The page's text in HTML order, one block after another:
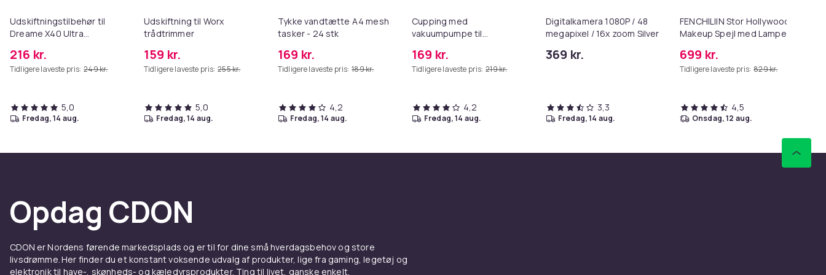
Udskiftningstilbehør til
Dreame X40 Ultra
216 kr.
Tidligere laveste pris: 249 kr.
5,0
fredag, 14 aug.
Udskiftning til Worx
trådtrimmer
159 kr.
Tidligere laveste pris: 255 kr.
5,0
fredag, 14 aug.
Tykke vandtætte A4 mesh
tasker - 24 stk
169 kr.
Tidligere laveste pris: 189 kr.
4,2
fredag, 14 aug.
Cupping med
vakuumpumpe til
stk
169 kr.
Tidligere laveste pris: 219 kr.
4,2
fredag, 14 aug.
Digitalkamera 1080P / 48
megapixel / 16x zoom Silver
369 kr.
3,3
fredag, 14 aug.
FENCHILIIN Stor Hollywood
Makeup Spejl med Lamper
Vægbeslag Hvid 80 x 58 cm
699 kr.
Tidligere laveste pris: 829 kr.
4,5
onsdag, 12 aug.
Opdag CDON
CDON er Nordens førende markedsplads og er til for dine små hverdagsbehov og store
livsdrømme. Her finder du et konstant voksende udvalg af produkter, lige fra gaming, legetøj og
elektronik til have-, skønheds- og kæledyrsprodukter. Ting til livet, ganske enkelt.